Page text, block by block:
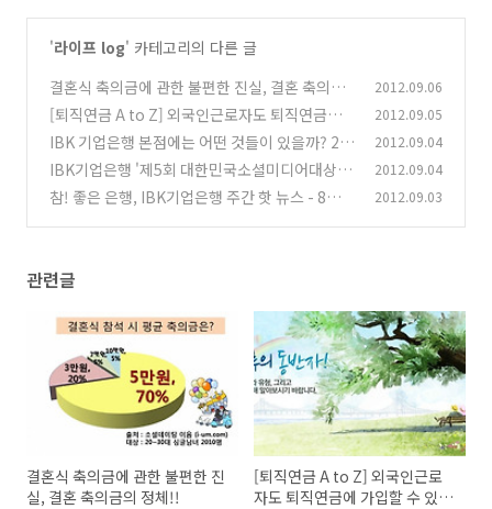
'라이프 log' 카테고리의 다른 글
결혼식 축의금에 관한 불편한 진실, 결혼 축의금
의 정체!!
(6)
2012.09.06
[퇴직연금 A to Z] 외국인근로자도 퇴직연금에
가입할 수 있나요? (4)
2012.09.05
IBK 기업은행 본점에는 어떤 것들이 있을까? 2부
(7)
2012.09.04
IBK기업은행 '제5회 대한민국소셜미디어대상'
금융부문 고객만족 1위
(5)
2012.09.04
참! 좋은 은행, IBK기업은행 주간 핫 뉴스 - 8월 5
2012.09.03
관련글
결혼식 축의금에 관한 불편한 진
실, 결혼 축의금의 정체!!
[퇴직연금 A to Z] 외국인근로
자도 퇴직연금에 가입할 수 있나